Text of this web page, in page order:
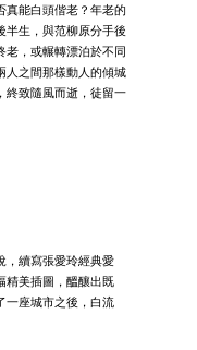
真能白頭偕老？年老的
半生，與范柳原分手後
老，或輾轉漂泊於不同
人之間那樣動人的傾城
終致隨風而逝，徒留一
，續寫張愛玲經典愛
精美插圖，醞釀出既
一座城市之後，白流